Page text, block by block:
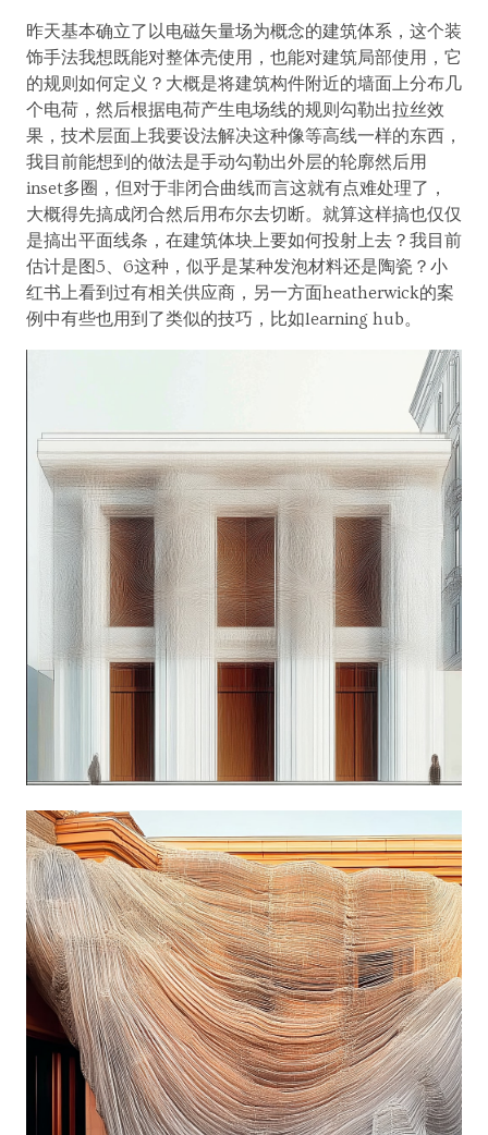
昨天基本确立了以电磁矢量场为概念的建筑体系，这个装
饰手法我想既能对整体壳使用，也能对建筑局部使用，它
的规则如何定义？大概是将建筑构件附近的墙面上分布几
个电荷，然后根据电荷产生电场线的规则勾勒出拉丝效
果，技术层面上我要设法解决这种像等高线一样的东西，
我目前能想到的做法是手动勾勒出外层的轮廓然后用
inset多圈，但对于非闭合曲线而言这就有点难处理了，
大概得先搞成闭合然后用布尔去切断。就算这样搞也仅仅
是搞出平面线条，在建筑体块上要如何投射上去？我目前
估计是图5、6这种，似乎是某种发泡材料还是陶瓷？小
红书上看到过有相关供应商，另一方面heatherwick的案
例中有些也用到了类似的技巧，比如learning hub。